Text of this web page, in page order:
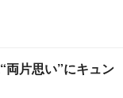
両片思い”にキュン